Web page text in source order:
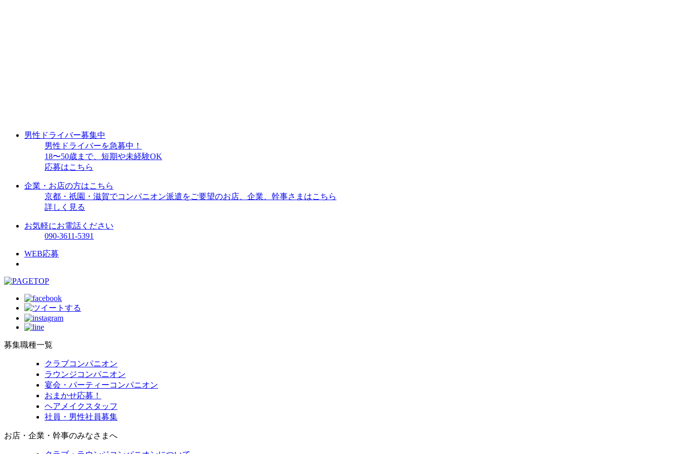
男性ドライバー募集中
男性ドライバーを急募中！
18〜50歳まで、短期や未経験OK
応募はこちら
企業・お店の方はこちら
京都・祇園・滋賀でコンパニオン派遣をご要望のお店、企業、幹事さまはこちら
詳しく見る
お気軽にお電話ください
090-3611-5391
WEB応募
募集職種一覧
クラブコンパニオン
ラウンジコンパニオン
宴会・パーティーコンパニオン
おまかせ応募！
ヘアメイクスタッフ
社員・男性社員募集
お店・企業・幹事のみなさまへ